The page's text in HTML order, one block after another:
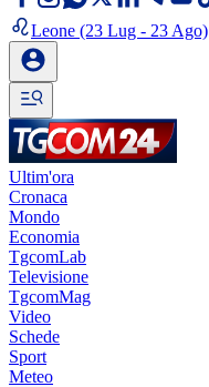
Leone (23 Lug - 23 Ago)
Ultim'ora
Cronaca
Mondo
Economia
TgcomLab
Televisione
TgcomMag
Video
Schede
Sport
Meteo